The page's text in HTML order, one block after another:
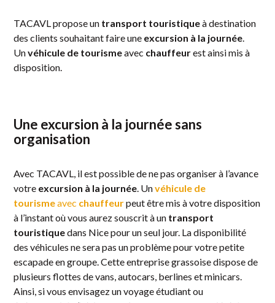
TACAVL propose un transport touristiqueà destination
des clients souhaitant faire une excursion à la journée.
Unvéhicule de tourismeavec chauffeurest ainsi mis à
disposition.
Une excursion à la journée sans
organisation
Avec TACAVL, il est possible de ne pas organiser à l’avance
votre excursion à la journée. Unvéhicule de
tourismeavec chauffeurpeut être mis à votre disposition
à l’instant où vous aurez souscrit à un transport
touristiquedans Nice pour un seul jour. La disponibilité
des véhicules ne sera pas un problème pour votre petite
escapade en groupe. Cette entreprise grassoise dispose de
plusieurs flottes de vans, autocars, berlines et minicars.
Ainsi, si vous envisagez un voyage étudiant ou